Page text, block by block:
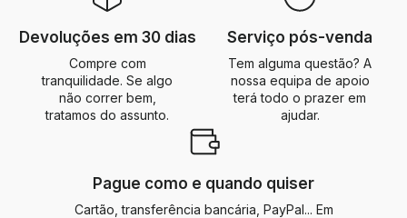
Devoluções em 30 dias
Compre com
tranquilidade. Se algo
não correr bem,
tratamos do assunto.
Serviço pós-venda
Tem alguma questão? A
nossa equipa de apoio
terá todo o prazer em
ajudar.
Pague como e quando quiser
Cartão, transferência bancária, PayPal... Em